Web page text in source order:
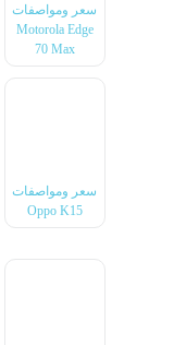
سعر ومواصفات
Motorola Edge
70 Max
سعر ومواصفات
Oppo K15